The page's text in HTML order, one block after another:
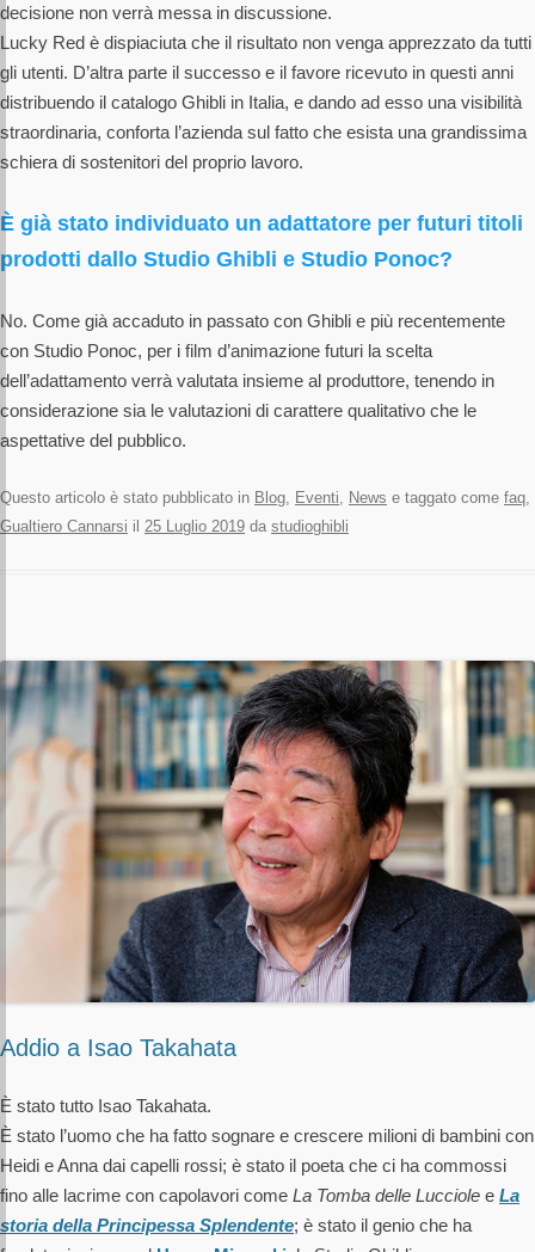
decisione non verrà messa in discussione.
Lucky Red è dispiaciuta che il risultato non venga apprezzato da tutti
gli utenti. D’altra parte il successo e il favore ricevuto in questi anni
distribuendo il catalogo Ghibli in Italia, e dando ad esso una visibilità
straordinaria, conforta l’azienda sul fatto che esista una grandissima
schiera di sostenitori del proprio lavoro.
È già stato individuato un adattatore per futuri titoli
prodotti dallo Studio Ghibli e Studio Ponoc?
No. Come già accaduto in passato con Ghibli e più recentemente
con Studio Ponoc, per i film d’animazione futuri la scelta
dell’adattamento verrà valutata insieme al produttore, tenendo in
considerazione sia le valutazioni di carattere qualitativo che le
aspettative del pubblico.
Questo articolo è stato pubblicato in Blog Eventi News e taggato come faq
Gualtiero Cannarsi il 25 Luglio 2019 da studioghibli
Addio a Isao Takahata
È stato tutto Isao Takahata.
È stato l’uomo che ha fatto sognare e crescere milioni di bambini con
Heidi e Anna dai capelli rossi; è stato il poeta che ci ha commossi
fino alle lacrime con capolavori come La Tomba delle Lucciole e La
storia della Principessa Splendente; è stato il genio che ha